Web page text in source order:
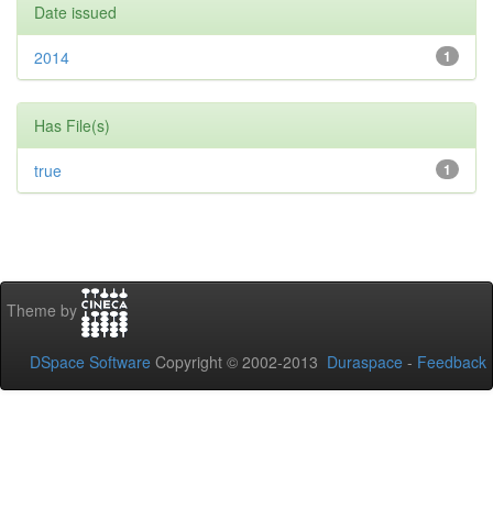
Date issued
1
2014
Has File(s)
1
true
Theme by
DSpace Software Copyright © 2002-2013 Duraspace - Feedback